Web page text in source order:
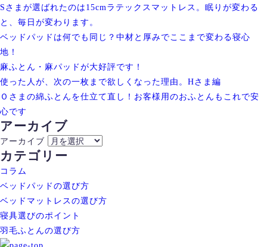
Sさまが選ばれたのは15cmラテックスマットレス。眠りが変わる
と、毎日が変わります。
ベッドパッドは何でも同じ？中材と厚みでここまで変わる寝心
地！
麻ふとん・麻パッドが大好評です！
使った人が、次の一枚まで欲しくなった理由。Hさま編
Ｏさまの綿ふとんを仕立て直し！お客様用のおふとんもこれで安
心です
アーカイブ
アーカイブ
カテゴリー
コラム
ベッドパッドの選び方
ベッドマットレスの選び方
寝具選びのポイント
羽毛ふとんの選び方